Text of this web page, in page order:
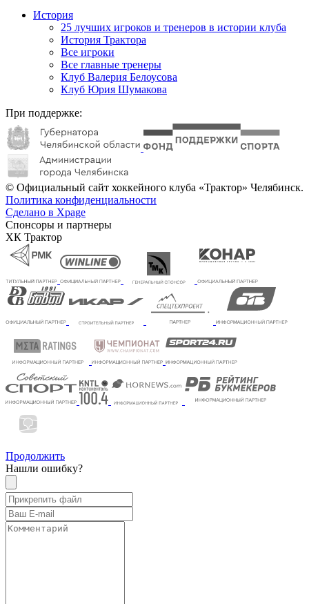
История
25 лучших игроков и тренеров в истории клуба
История Трактора
Все игроки
Все главные тренеры
Клуб Валерия Белоусова
Клуб Юрия Шумакова
При поддержке:
© Официальный сайт хоккейного клуба «Трактор» Челябинск.
Политика конфиденциальности
Сделано в Xpage
Спонсоры и партнеры
ХК Трактор
Продолжить
Нашли ошибку?